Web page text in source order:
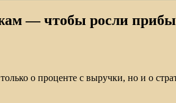
— чтобы росли
о проценте с выручки, но и о